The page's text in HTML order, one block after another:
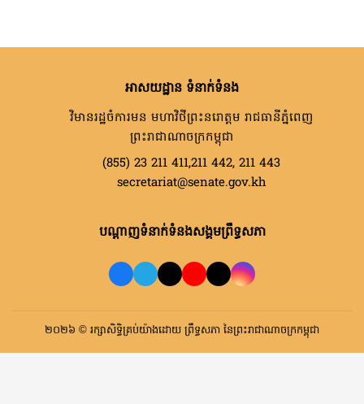
អាសយដ្ឋាន ទំនាក់ទំនង
វិមានរដ្ឋចំការមន មហាវិថីព្រះនរោត្តម រាជធានីភ្នំពេញ
ព្រះរាជាណាចក្រកម្ពុជា
(855) 23 211 411,211 442, 211 443
secretariat@senate.gov.kh
បណ្តាញទំនាក់ទំនងសង្គមព្រឹទ្ធសភា
២០២៦ © រក្សាសិទ្ធិគ្រប់យ៉ាងដោយ ព្រឹទ្ធសភា នៃព្រះរាជាណាចក្រកម្ពុជា